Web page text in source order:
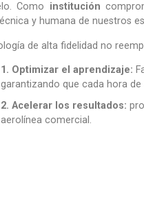
Como institución
y humana de nuestros
de alta fidelidad no
1. Optimizar el aprendizaje:
garantizando que cada hora
2. Acelerar los resultados:
aerolínea comercial.